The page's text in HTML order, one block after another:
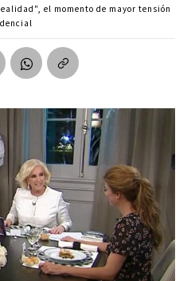
el momento de mayor tensión